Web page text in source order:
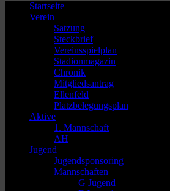
Startseite
Verein
Satzung
Steckbrief
Vereinsspielplan
Stadionmagazin
Chronik
Mitgliedsantrag
Ellenfeld
Platzbelegungsplan
Aktive
1. Mannschaft
AH
Jugend
Jugendsponsoring
Mannschaften
G Jugend